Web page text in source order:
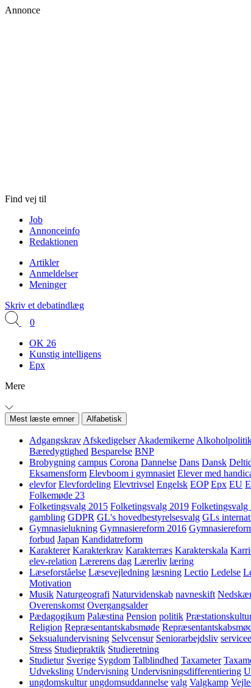
Annonce
Find vej til
Job
Annonceinfo
Redaktionen
Artikler
Anmeldelser
Meninger
Skriv et debatindlæg
0
OK 26
Kunstig intelligens
Epx
Mere
Mest læste emner Alfabetisk
Adgangskrav Afskedigelser Akademikerne
Bæredygtighed Besparelse BNP
Brobygning campus Corona Dannelse Dans Dansk
Eksamensform Elevboom i gymnasiet Elever med
elevfor Elevfordeling Elevtrivsel Engelsk EOP Epx EU
Folkemøde 23
Folketingsvalg 2015 Folketingsvalg 2019 Folketingsvalg
gambling GDPR GL's hovedbestyrelsesvalg GLs
Gymnasielukning Gymnasiereform 2016
forbud Japan Kandidatreform
Karakterer Karakterkrav Karakterræs Karakterskala
elev-relation Lærerens dag Lærerliv læring
Læseforståelse Læsevejledning læsning Lectio Ledelse
Motivation
Musik Naturgeografi Naturvidenskab navneskift
Overenskomst Overgangsalder
Pædagogikum Palæstina Pension politik
Religion Repræsentantskabsmøde
Seksualundervisning Selvcensur Seniorarbejdsliv
Stress Studiepraktik Studieretning
Studietur Sverige Sygdom Talblindhed Taxameter
Udveksling Undervisning Undervisningsdifferentiering
ungdomskultur ungdomsuddannelse valg Valgkamp